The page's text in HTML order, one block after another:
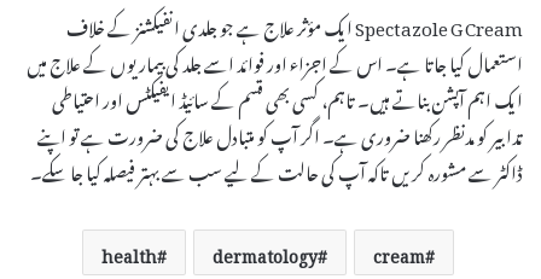
Spectazole G Cream ایک مؤثر علاج ہے جو جلدی انفیکشنز کے خلاف
استعمال کیا جاتا ہے۔ اس کے اجزاء اور فوائد اسے جلد کی بیماریوں کے علاج میں
ایک اہم آپشن بناتے ہیں۔ تاہم، کسی بھی قسم کے سائیڈ ایفیکٹس اور احتیاطی
تدابیر کو مدنظر رکھنا ضروری ہے۔ اگر آپ کو متبادل علاج کی ضرورت ہے تو اپنے
ڈاکٹر سے مشورہ کریں تاکہ آپ کی حالت کے لیے سب سے بہتر فیصلہ کیا جا سکے۔
cream
dermatology
health